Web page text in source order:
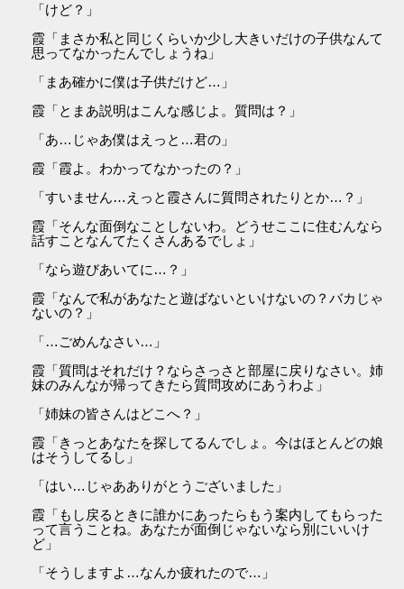
「けど？」
霞「まさか私と同じくらいか少し大きいだけの子供なんて
思ってなかったんでしょうね」
「まあ確かに僕は子供だけど…」
霞「とまあ説明はこんな感じよ。質問は？」
「あ…じゃあ僕はえっと…君の」
霞「霞よ。わかってなかったの？」
「すいません…えっと霞さんに質問されたりとか…？」
霞「そんな面倒なことしないわ。どうせここに住むんなら
話すことなんてたくさんあるでしょ」
「なら遊びあいてに…？」
霞「なんで私があなたと遊ばないといけないの？バカじゃ
ないの？」
「…ごめんなさい…」
霞「質問はそれだけ？ならさっさと部屋に戻りなさい。姉
妹のみんなが帰ってきたら質問攻めにあうわよ」
「姉妹の皆さんはどこへ？」
霞「きっとあなたを探してるんでしょ。今はほとんどの娘
はそうしてるし」
「はい…じゃあありがとうございました」
霞「もし戻るときに誰かにあったらもう案内してもらった
って言うことね。あなたが面倒じゃないなら別にいいけ
ど」
「そうしますよ…なんか疲れたので…」